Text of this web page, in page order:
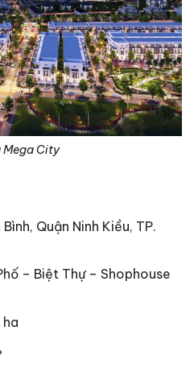
Mega City
Quận Ninh Kiều, TP.
– Biệt Thự – Shophouse